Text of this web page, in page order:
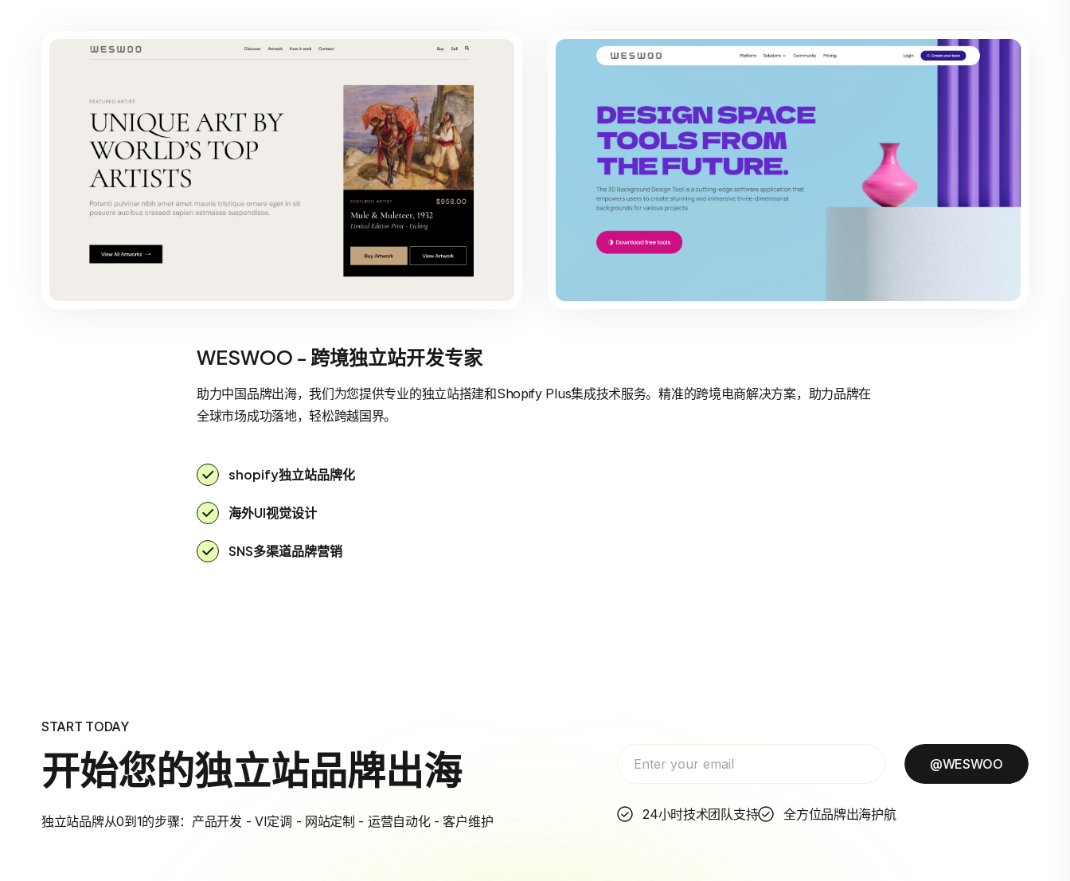
WESWOO - 跨境独立站开发专家
助力中国品牌出海，我们为您提供专业的独立站搭建和Shopify Plus集成技术服务。精准的跨境电商解决方案，助力品牌在
全球市场成功落地，轻松跨越国界。
shopify独立站品牌化
海外UI视觉设计
SNS多渠道品牌营销
START TODAY
开始您的独立站品牌出海
独立站品牌从0到1的步骤：产品开发 - VI定调 - 网站定制 - 运营自动化 - 客户维护
@WESWOO
24小时技术团队支持 全方位品牌出海护航